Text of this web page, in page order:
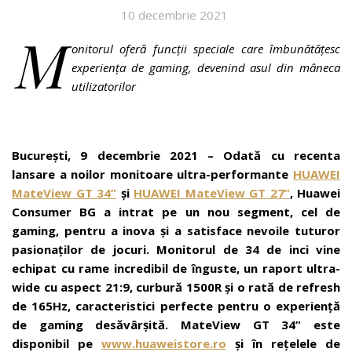
10 decembrie 2021
M onitorul oferă funcții speciale care îmbunătățesc
experiența de gaming, devenind asul din mâneca
utilizatorilor
București, 9 decembrie 2021 – Odată cu recenta
lansare a noilor monitoare ultra-performante HUAWEI
MateView GT 34” și HUAWEI MateView GT 27”, Huawei
Consumer BG a intrat pe un nou segment, cel de
gaming, pentru a inova și a satisface nevoile tuturor
pasionaților de jocuri. Monitorul de 34 de inci vine
echipat cu rame incredibil de înguste, un raport ultra-
wide cu aspect 21:9, curbură 1500R și o rată de refresh
de 165Hz, caracteristici perfecte pentru o experiență
de gaming desăvârșită. MateView GT 34” este
disponibil pe www.huaweistore.ro și în rețelele de